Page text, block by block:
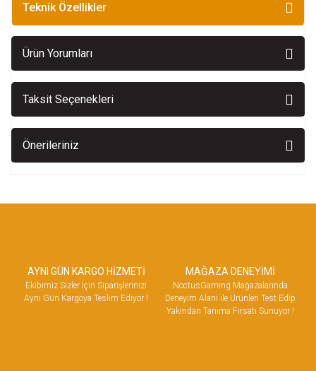
Teknik Özellikler
Ürün Yorumları
Taksit Seçenekleri
Önerileriniz
AYNI GÜN KARGO HİZMETİ
Ekibimiz Sizler İçin Siparişlerinizi
Aynı Gün Kargoya Teslim Ediyor !
MAĞAZA DENEYİMİ
NoctusGaming Mağazalarında
Deneyim Alanı ile Ürünleri Test Edip
Yakından Tanıma Fırsatı Sunuyor !